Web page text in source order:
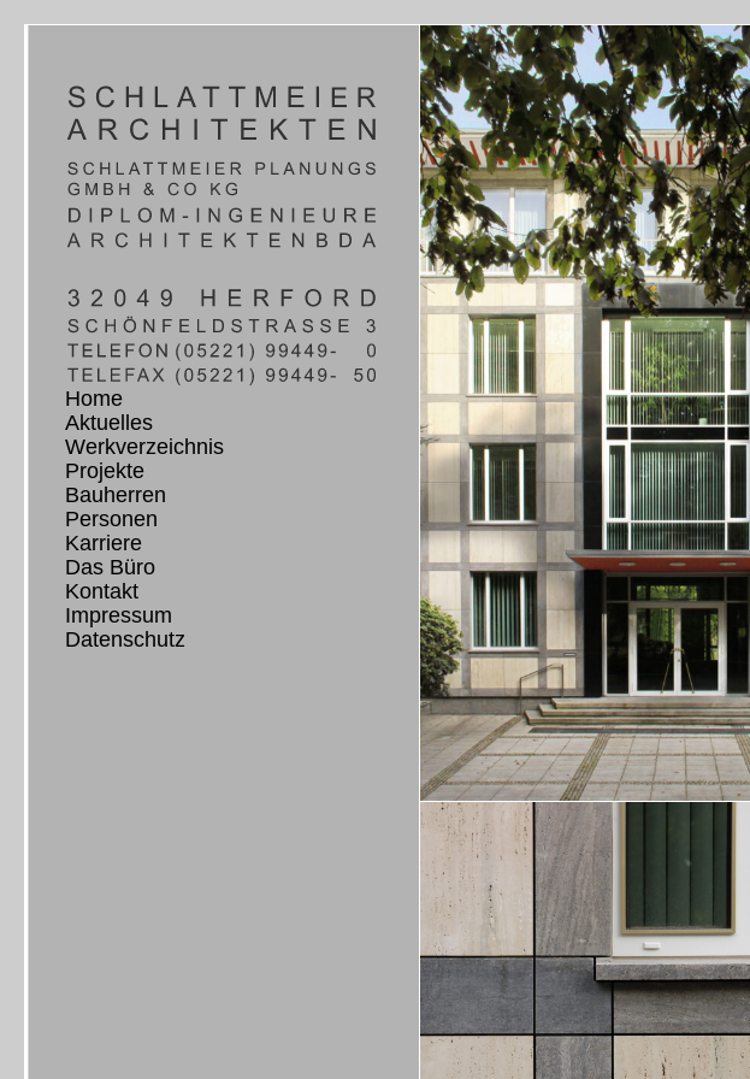
Home
Aktuelles
Werkverzeichnis
Projekte
Bauherren
Personen
Karriere
Das Büro
Kontakt
Impressum
Datenschutz